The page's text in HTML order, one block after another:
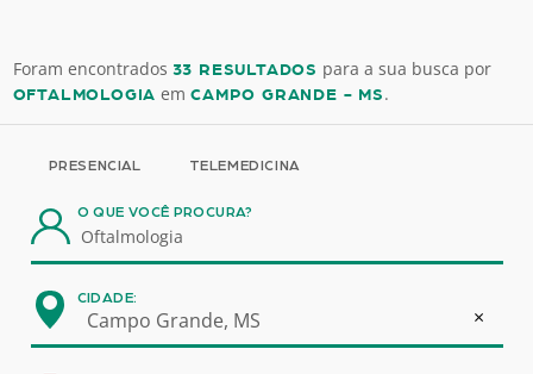
Foram encontrados 33 RESULTADOS para a sua busca por
OFTALMOLOGIA emCAMPO GRANDE - MS .
PRESENCIAL TELEMEDICINA
O QUE VOCÊ PROCURA?
CIDADE:
×
Campo Grande, MS